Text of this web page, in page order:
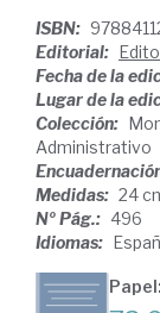
ISBN:
Editorial:
Fecha de la
Lugar de la
Colección:
Administrativo
Medidas: 24
Nº Pág.: 496
Idiomas: